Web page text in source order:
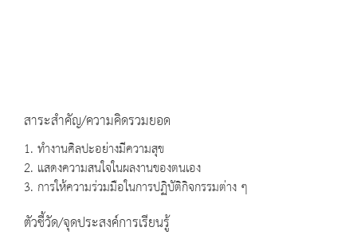
สาระสำคัญ/ความคิดรวมยอด
1. ทำงานศิลปะอย่างมีความสุข
2. แสดงความสนใจในผลงานของตนเอง
3. การให้ความร่วมมือในการปฏิบัติกิจกรรมต่าง ๆ
ตัวชี้วัด/จุดประสงค์การเรียนรู้